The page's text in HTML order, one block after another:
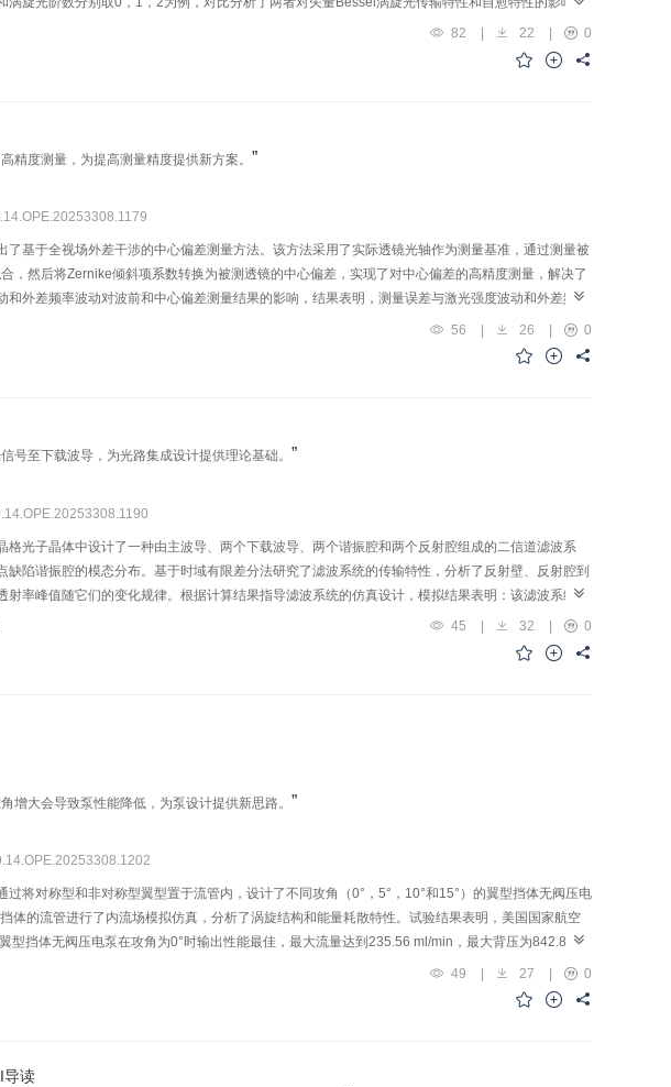
影响其保持中心区域光强不发散的无衍射状态；在遇到阻碍对传播造成破坏后，拓扑数越小的光
82 22
0
精度测量，为提高测量精度提供新方案。 ”
基于全视场外差干涉的中心偏差测量方法。该方法采用了实际透镜光轴作为测量基准，通过测量被
然后将Zernike倾斜项系数转换为被测透镜的中心偏差，实现了对中心偏差的高精度测量，解决了
外差频率波动对波前和中心偏差测量结果的影响，结果表明，测量误差与激光强度波动和外差频率
量系统，实现了中心偏差的高精度测量，并与仿真结果进行了对比。仿真结果表明该系统的测量精
心偏测量方法相比，外差干涉的测量方法可以实现更高的测量精度。
56 | 26 |
0
号至下载波导，为光路集成设计提供理论基础。 ”
光子晶体中设计了一种由主波导、两个下载波导、两个谐振腔和两个反射腔组成的二信道滤波系
陷谐振腔的模态分布。基于时域有限差分法研究了滤波系统的传输特性，分析了反射壁、反射腔到
率峰值随它们的变化规律。根据计算结果指导滤波系统的仿真设计，模拟结果表明：该滤波系统能
波导中，对应的透射率分别为98.9%，97.2%，半峰全宽分别为3.3 nm，3.5 nm，品质因子分别为
，设计结构简单，工作波长容易调节，有利于大规模集成，可以为光通信领域光路集成设计提供一
45 32
0
增大会导致泵性能降低，为泵设计提供新思路。 ”
将对称型和非对称型翼型置于流管内，设计了不同攻角（0°，5°，10°和15°）的翼型挡体无阀压电
的流管进行了内流场模拟仿真，分析了涡旋结构和能量耗散特性。试验结果表明，美国国家航空
挡体无阀压电泵在攻角为0°时输出性能最佳，最大流量达到235.56 ml/min，最大背压为842.8
流过翼型时，流场涡旋尺度大于正向流动时的涡旋，且NACA63-412翼型周围的涡旋更为密集且
随之增大，导致能量耗散加剧。研究表明，翼型攻角对压电泵的输出性能有显著影响，攻角增大会
和优化提供了新的思路和理论依据。
49 27
0
导读